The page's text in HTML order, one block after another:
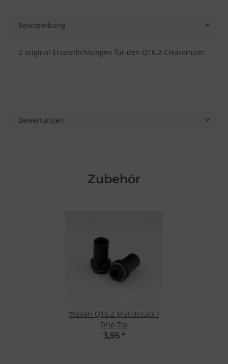
Beschreibung
2 original Ersatzdichtungen für den Q16.2 Clearomizer.
Bewertungen
Zubehör
WaVari Q16.2 Mundstück /
Drip Tip
3,95 *